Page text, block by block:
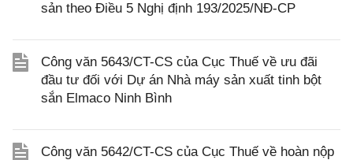
sản theo Điều 5 Nghị định 193/2025/NĐ-CP
Công văn 5643/CT-CS của Cục Thuế về ưu đãi
đầu tư đối với Dự án Nhà máy sản xuất tinh bột
sắn Elmaco Ninh Bình
Công văn 5642/CT-CS của Cục Thuế về hoàn nộp